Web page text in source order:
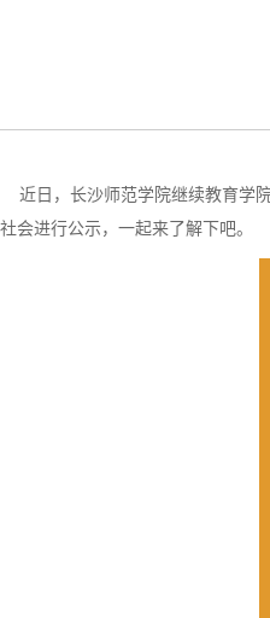
近日，长沙师范学院继续教育学
社会进行公示，一起来了解下吧。